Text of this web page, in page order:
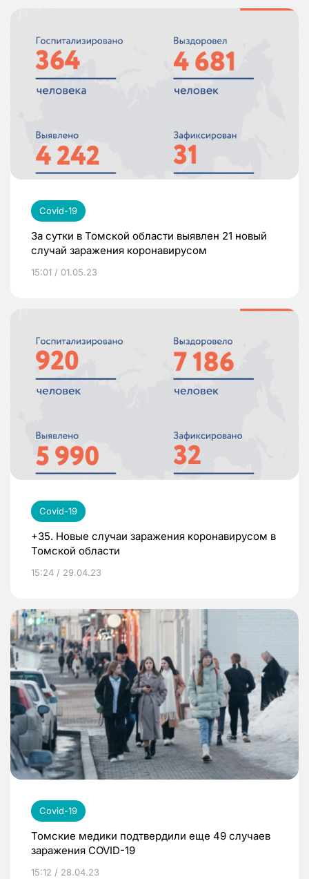
Covid-19
За сутки в Томской области выявлен 21 новый
случай заражения коронавирусом
15:01 / 01.05.23
Covid-19
+35. Новые случаи заражения коронавирусом в
Томской области
15:24 / 29.04.23
Covid-19
Томские медики подтвердили еще 49 случаев
заражения COVID-19
15:12 / 28.04.23